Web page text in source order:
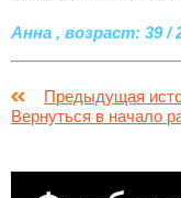
Анна , возраст: 39 /
Предыдущая
Вернуться в начало